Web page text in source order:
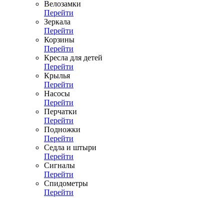
Велозамки
Перейти
Зеркала
Перейти
Корзины
Перейти
Кресла для детей
Перейти
Крылья
Перейти
Насосы
Перейти
Перчатки
Перейти
Подножки
Перейти
Седла и штыри
Перейти
Сигналы
Перейти
Спидометры
Перейти